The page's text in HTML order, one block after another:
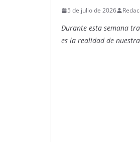
5 de julio de 2026
Durante esta semana
es la realidad de